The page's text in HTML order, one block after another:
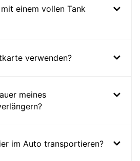
einem vollen Tank
verwenden?
meines
im Auto transportieren?